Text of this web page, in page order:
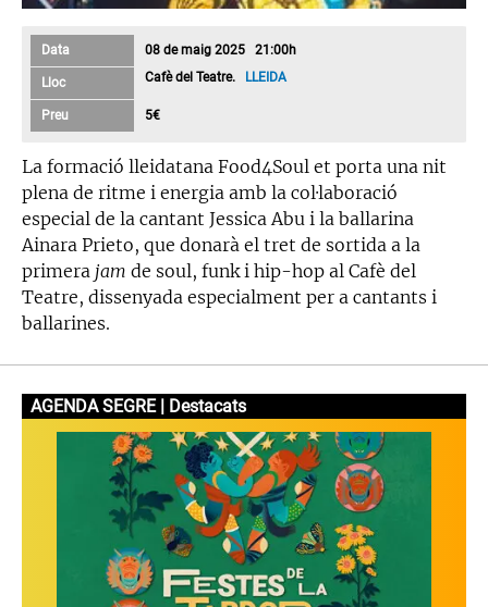
Data 08 de maig 2025 21:00h
Lloc Cafè del Teatre. LLEIDA
Preu 5€
La formació lleidatana Food4Soul et porta una nit
plena de ritme i energia amb la col·laboració
especial de la cantant Jessica Abu i la ballarina
Ainara Prieto, que donarà el tret de sortida a la
primera jam de soul, funk i hip-hop al Cafè del
Teatre, dissenyada especialment per a cantants i
ballarines.
AGENDA SEGRE | Destacats